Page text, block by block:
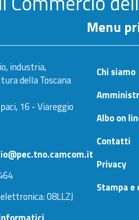
industria,
della Toscana
16 - Viareggio
08LLZJ
Menu
Chi siamo
Albo on
Contatti
Privacy
Stampa e